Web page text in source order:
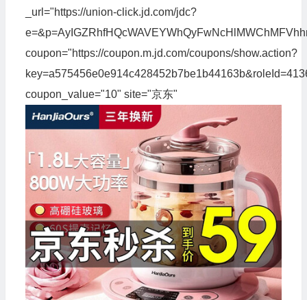
_url="https://union-click.jd.com/jdc?
coupon="https://coupon.m.jd.com/coupons/show.action?
coupon_value="10" site="京东"